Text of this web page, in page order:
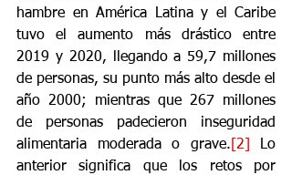
hambre en América Latina y el Caribe
tuvo el aumento más drástico entre
2019 y 2020, llegando a 59,7 millones
de personas, su punto más alto desde el
año 2000; mientras que 267 millones
de personas padecieron inseguridad
alimentaria moderada o grave. [2]
Lo
anterior significa que los retos por